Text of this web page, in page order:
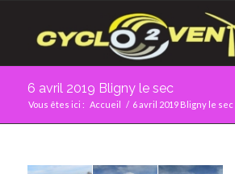
6 avril 2019 Bligny le sec
Vous êtes ici : Accueil / 6 avril 2019 Bligny le sec